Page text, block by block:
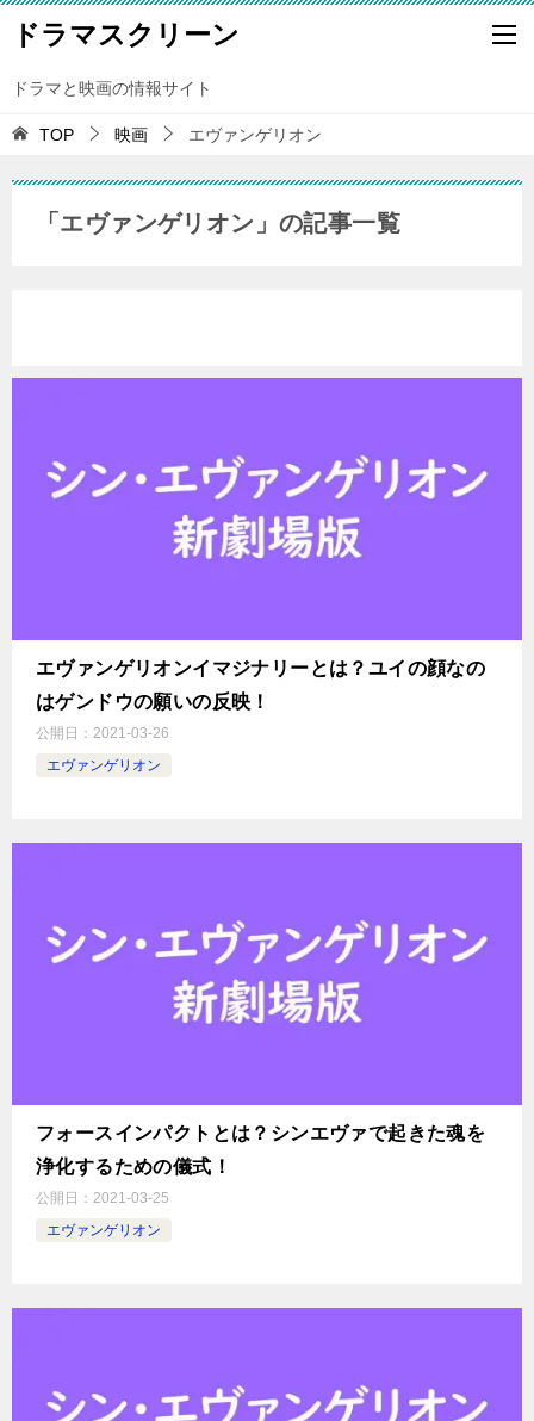
ドラマスクリーン
ドラマと映画の情報サイト
TOP 映画 エヴァンゲリオン
「エヴァンゲリオン」の記事一覧
エヴァンゲリオンイマジナリーとは？ユイの顔なの
はゲンドウの願いの反映！
公開日： 2021-03-26
エヴァンゲリオン
フォースインパクトとは？シンエヴァで起きた魂を
浄化するための儀式！
公開日： 2021-03-25
エヴァンゲリオン